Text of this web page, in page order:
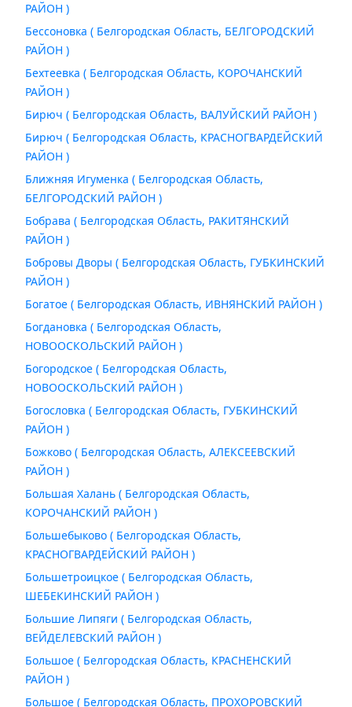
РАЙОН )
Бессоновка ( Белгородская Область, БЕЛГОРОДСКИЙ
РАЙОН )
Бехтеевка ( Белгородская Область, КОРОЧАНСКИЙ
РАЙОН )
Бирюч ( Белгородская Область, ВАЛУЙСКИЙ РАЙОН )
Бирюч ( Белгородская Область, КРАСНОГВАРДЕЙСКИЙ
РАЙОН )
Ближняя Игуменка ( Белгородская Область,
БЕЛГОРОДСКИЙ РАЙОН )
Бобрава ( Белгородская Область, РАКИТЯНСКИЙ
РАЙОН )
Бобровы Дворы ( Белгородская Область, ГУБКИНСКИЙ
РАЙОН )
Богатое ( Белгородская Область, ИВНЯНСКИЙ РАЙОН )
Богдановка ( Белгородская Область,
НОВООСКОЛЬСКИЙ РАЙОН )
Богородское ( Белгородская Область,
НОВООСКОЛЬСКИЙ РАЙОН )
Богословка ( Белгородская Область, ГУБКИНСКИЙ
РАЙОН )
Божково ( Белгородская Область, АЛЕКСЕЕВСКИЙ
РАЙОН )
Большая Халань ( Белгородская Область,
КОРОЧАНСКИЙ РАЙОН )
Большебыково ( Белгородская Область,
КРАСНОГВАРДЕЙСКИЙ РАЙОН )
Большетроицкое ( Белгородская Область,
ШЕБЕКИНСКИЙ РАЙОН )
Большие Липяги ( Белгородская Область,
ВЕЙДЕЛЕВСКИЙ РАЙОН )
Большое ( Белгородская Область, КРАСНЕНСКИЙ
РАЙОН )
Большое ( Белгородская Область, ПРОХОРОВСКИЙ